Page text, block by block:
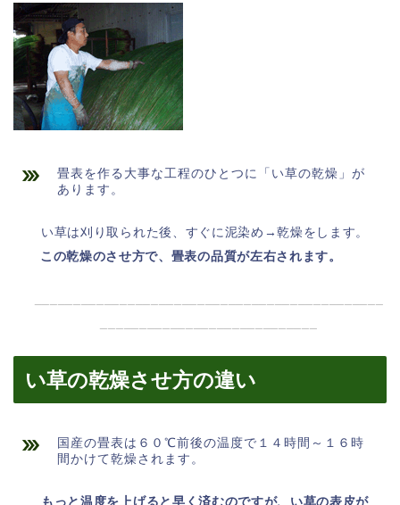
畳表を作る大事な工程のひとつに「い草の乾燥」が
あります。
い草は刈り取られた後、すぐに泥染め→乾燥をします。
この乾燥のさせ方で、畳表の品質が左右されます。
い草の乾燥させ方の違い
国産の畳表は６０℃前後の温度で１４時間～１６時
間かけて乾燥されます。
もっと温度を上げると早く済むのですが、い草の表皮が